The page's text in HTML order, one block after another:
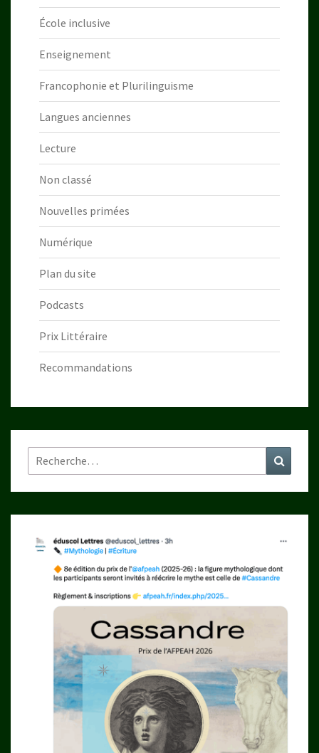
École inclusive
Enseignement
Francophonie et Plurilinguisme
Langues anciennes
Lecture
Non classé
Nouvelles primées
Numérique
Plan du site
Podcasts
Prix Littéraire
Recommandations
Rechercher :